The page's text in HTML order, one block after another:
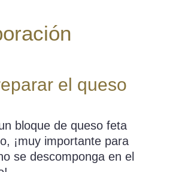
el queso
bloque de queso feta
¡muy importante para
se descomponga en el